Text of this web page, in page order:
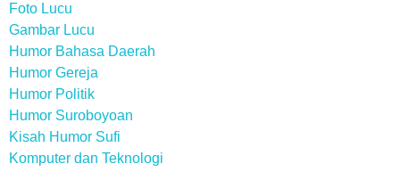
Foto Lucu
Gambar Lucu
Humor Bahasa Daerah
Humor Gereja
Humor Politik
Humor Suroboyoan
Kisah Humor Sufi
Komputer dan Teknologi